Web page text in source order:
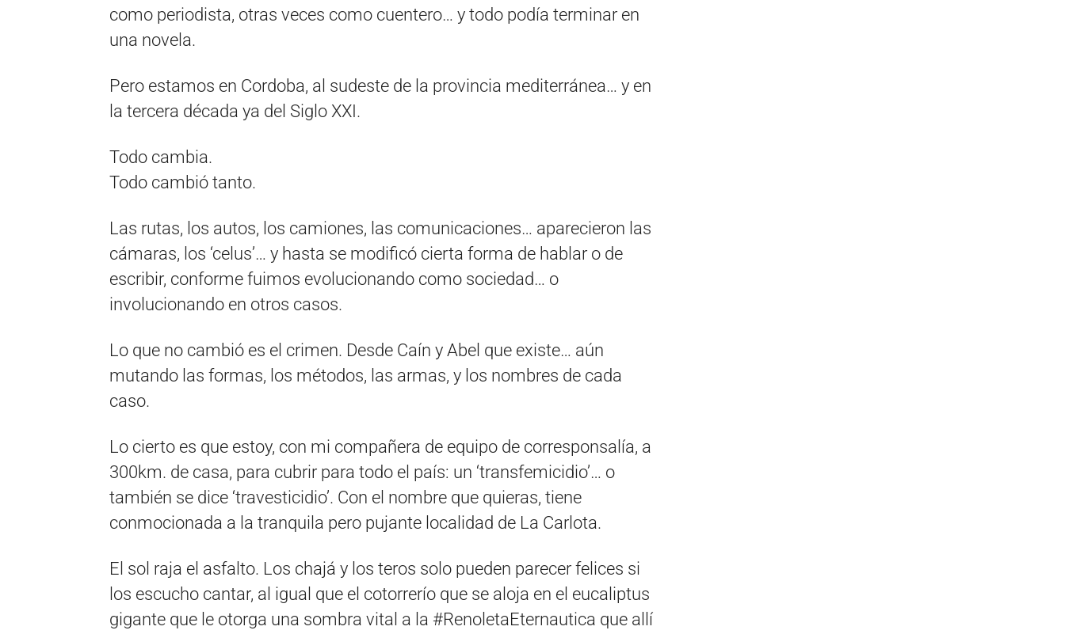
como periodista, otras veces como cuentero… y todo podía terminar en
una novela.
Pero estamos en Cordoba, al sudeste de la provincia mediterránea… y en
la tercera década ya del Siglo XXI.
Todo cambia.
Todo cambió tanto.
Las rutas, los autos, los camiones, las comunicaciones… aparecieron las
cámaras, los ‘celus’… y hasta se modificó cierta forma de hablar o de
escribir, conforme fuimos evolucionando como sociedad… o
involucionando en otros casos.
Lo que no cambió es el crimen. Desde Caín y Abel que existe… aún
mutando las formas, los métodos, las armas, y los nombres de cada
caso.
Lo cierto es que estoy, con mi compañera de equipo de corresponsalía, a
300km. de casa, para cubrir para todo el país: un ‘transfemicidio’… o
también se dice ‘travesticidio’. Con el nombre que quieras, tiene
conmocionada a la tranquila pero pujante localidad de La Carlota.
El sol raja el asfalto. Los chajá y los teros solo pueden parecer felices si
los escucho cantar, al igual que el cotorrerío que se aloja en el eucaliptus
gigante que le otorga una sombra vital a la #RenoletaEternautica que allí